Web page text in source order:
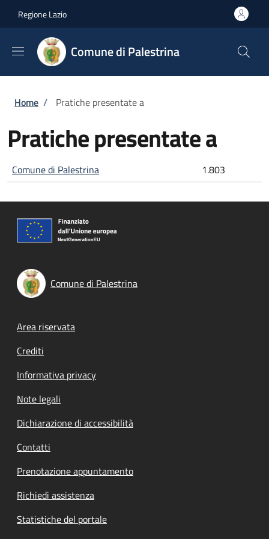
Regione Lazio
Comune di Palestrina
Briciole di pane
Home / Pratiche presentate a
Pratiche presentate a
Comune di Palestrina 1.803
Comune di Palestrina
Footer menu
Area riservata
Crediti
Informativa privacy
Note legali
Dichiarazione di accessibilità
Contatti
Prenotazione appuntamento
Richiedi assistenza
Statistiche del portale